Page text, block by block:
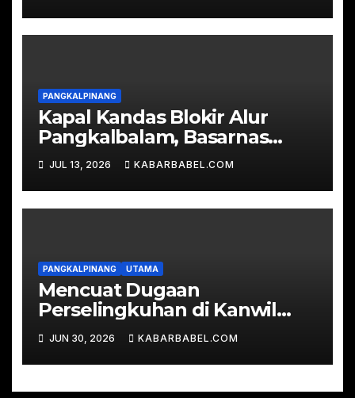
PANGKALPINANG
Kapal Kandas Blokir Alur
Pangkalbalam, Basarnas
Evakuasi Ratusan
Penumpang
JUL 13, 2026 KABARBABEL.COM
PANGKALPINANG UTAMA
Mencuat Dugaan
Perselingkuhan di Kanwil
Kemenkum Babel
JUN 30, 2026 KABARBABEL.COM